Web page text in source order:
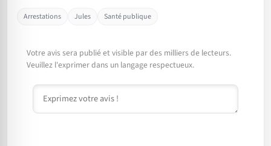
Arrestations Jules Santé publique
Votre avis sera publié et visible par des milliers de lecteurs.
Veuillez l'exprimer dans un langage respectueux.
Commentaire